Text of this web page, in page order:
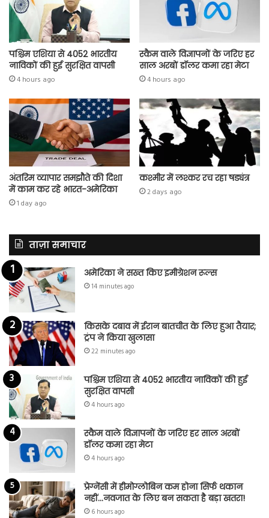
पश्चिम एशिया से 4052 भारतीय
नाविकों की हुई सुरक्षित वापसी
4 hours ago
स्कैम वाले विज्ञापनों के जरिए हर
साल अरबों डॉलर कमा रहा मेटा
4 hours ago
अंतरिम व्यापार समझौते की दिशा
में काम कर रहे भारत-अमेरिका
1 day ago
कश्मीर में लश्कर रच रहा षड्यंत्र
2 days ago
ताज़ा समाचार
अमेरिका ने सख्त किए इमीग्रेशन रूल्स
14 minutes ago
किसके दबाव में ईरान बातचीत के लिए हुआ तैयार;
ट्रंप ने किया खुलासा
22 minutes ago
पश्चिम एशिया से 4052 भारतीय नाविकों की हुई
सुरक्षित वापसी
4 hours ago
स्कैम वाले विज्ञापनों के जरिए हर साल अरबों
डॉलर कमा रहा मेटा
4 hours ago
प्रेग्नेंसी में हीमोग्लोबिन कम होना सिर्फ थकान
नहीं…नवजात के लिए बन सकता है बड़ा खतरा!
6 hours ago